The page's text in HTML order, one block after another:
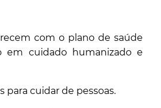
com o plano de saúde
em cuidado humanizado e
para cuidar de pessoas.